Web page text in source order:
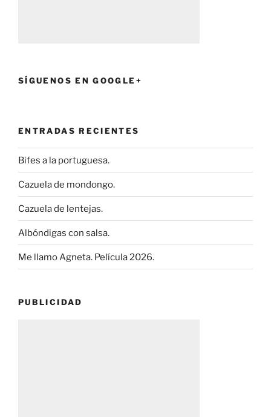
SÍGUENOS EN GOOGLE+
ENTRADAS RECIENTES
Bifes a la portuguesa.
Cazuela de mondongo.
Cazuela de lentejas.
Albóndigas con salsa.
Me llamo Agneta. Película 2026.
PUBLICIDAD